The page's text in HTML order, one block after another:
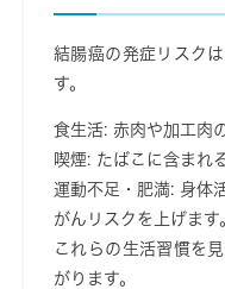
結腸癌の発症リスク
す。
食生活: 赤肉や加工肉
喫煙: たばこに含まれ
運動不足・肥満: 身体
がんリスクを上げます
これらの生活習慣を
がります。